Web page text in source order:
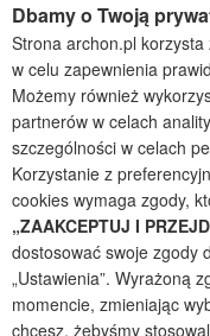
Projekty domów
Projekty domów
Projekty domów
Projekty domów
2026 © ARCHON+ Biuro
projekty domów - autorska
przez arch. Barbarę Mendel
Z uwagi na ciągłe
normą ISO 9001),
nieznacznie różnić się od
Informujemy, iż w celu
dostosowania ich do
Dbamy o Twoją
Strona archon.pl
w celu zapewnienia
Możemy również
partnerów w celach
szczególności w celach
Korzystanie z
cookies wymaga zgody,
„ZAAKCEPTUJ I
dostosować swoje zgody
„Ustawienia”. Wyrażoną
momencie, zmieniając
chcesz, żebyśmy